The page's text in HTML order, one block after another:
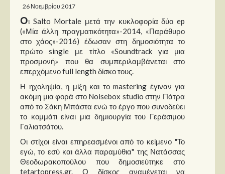
Σειρές
Ταινίες
Βιβλία
Video News
Καλλιτέχνες
Μουσικοί
Διάφοροι
Εκτός Συνόρων
Νέα
26 Νοεμβρίου 2017
Οι Salto Mortale μετά την κυκλοφορία δύο ep
(«Μία άλλη πραγματικότητα»-2014, «Παράθυρο
στο χάος»-2016) έδωσαν στη δημοσιότητα το
πρώτο single με τίτλο «Soundtrack για μια
προσμονή» που θα συμπεριλαμβάνεται στο
επερχόμενο full length δίσκο τους.
Η ηχοληψία, η μίξη και το mastering έγιναν για
ακόμη μια φορά στο Noisebox studio στην Πάτρα
από το Σάκη Μπάστα ενώ το έργο που συνοδεύει
το κομμάτι είναι μια δημιουργία του Γεράσιμου
Γαλιατσάτου.
Οι στίχοι είναι επηρεασμένοι από το κείμενο "Το
εγώ, το εσύ και άλλα παραμύθια" της Νατάσσας
Θεοδωρακοπούλου που δημοσιεύτηκε στο
tetartopress.gr. Ο δίσκος αναμένεται να